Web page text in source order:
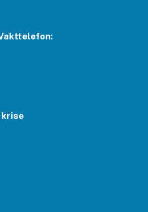
krise